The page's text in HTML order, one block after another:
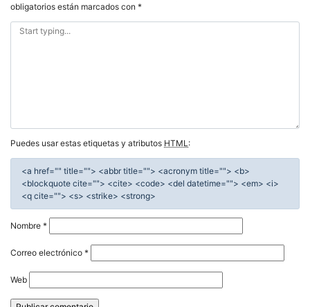
obligatorios están marcados con *
Puedes usar estas etiquetas y atributos HTML :
<a href="" title=""> <abbr title=""> <acronym title=""> <b>
<blockquote cite=""> <cite> <code> <del datetime=""> <em> <i>
<q cite=""> <s> <strike> <strong>
Nombre *
Correo electrónico *
Web